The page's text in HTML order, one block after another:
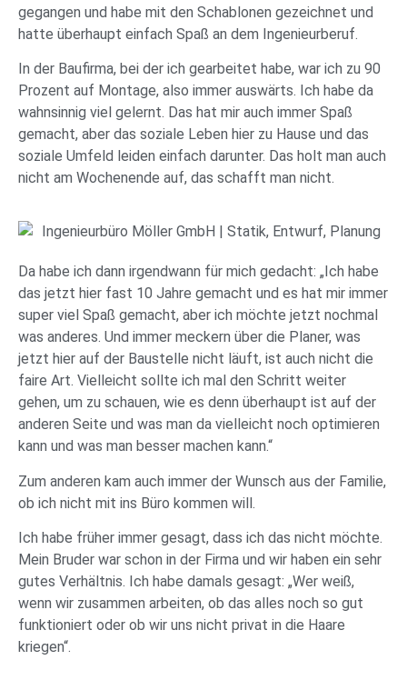
gegangen und habe mit den Schablonen gezeichnet und
hatte überhaupt einfach Spaß an dem Ingenieurberuf.
In der Baufirma, bei der ich gearbeitet habe, war ich zu 90
Prozent auf Montage, also immer auswärts. Ich habe da
wahnsinnig viel gelernt. Das hat mir auch immer Spaß
gemacht, aber das soziale Leben hier zu Hause und das
soziale Umfeld leiden einfach darunter. Das holt man auch
nicht am Wochenende auf, das schafft man nicht.
Da habe ich dann irgendwann für mich gedacht: „Ich habe
das jetzt hier fast 10 Jahre gemacht und es hat mir immer
super viel Spaß gemacht, aber ich möchte jetzt nochmal
was anderes. Und immer meckern über die Planer, was
jetzt hier auf der Baustelle nicht läuft, ist auch nicht die
faire Art. Vielleicht sollte ich mal den Schritt weiter
gehen, um zu schauen, wie es denn überhaupt ist auf der
anderen Seite und was man da vielleicht noch optimieren
kann und was man besser machen kann.“
Zum anderen kam auch immer der Wunsch aus der Familie,
ob ich nicht mit ins Büro kommen will.
Ich habe früher immer gesagt, dass ich das nicht möchte.
Mein Bruder war schon in der Firma und wir haben ein sehr
gutes Verhältnis. Ich habe damals gesagt: „Wer weiß,
wenn wir zusammen arbeiten, ob das alles noch so gut
funktioniert oder ob wir uns nicht privat in die Haare
kriegen“.